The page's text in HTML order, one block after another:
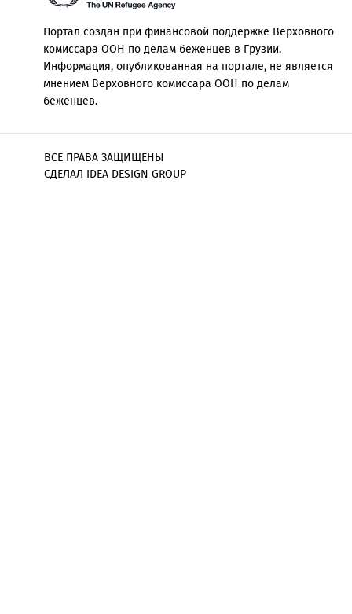
Портал создан при финансовой поддержке Верховного
комиссара ООН по делам беженцев в Грузии.
Информация, опубликованная на портале, не является
мнением Верховного комиссара ООН по делам
беженцев.
ВСЕ ПРАВА ЗАЩИЩЕНЫ
СДЕЛАЛ IDEA DESIGN GROUP